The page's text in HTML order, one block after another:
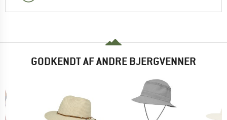
GODKENDT AF ANDRE BJERGVENNER